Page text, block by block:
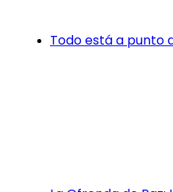
Todo está a punto